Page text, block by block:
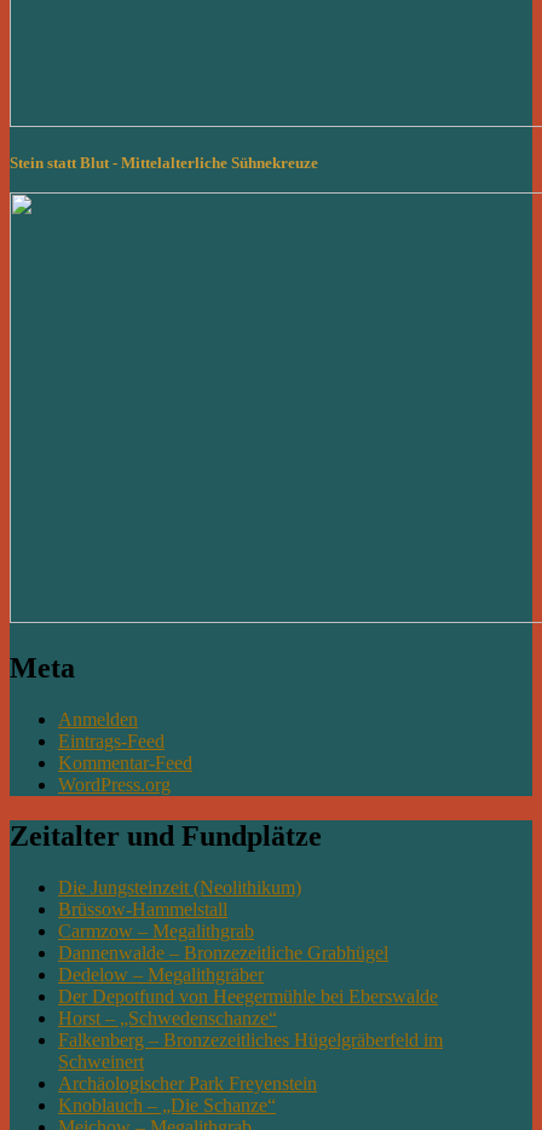
Stein statt Blut - Mittelalterliche Sühnekreuze
Meta
Anmelden
Eintrags-Feed
Kommentar-Feed
WordPress.org
Zeitalter und Fundplätze
Die Jungsteinzeit (Neolithikum)
Brüssow-Hammelstall
Carmzow – Megalithgrab
Dannenwalde – Bronzezeitliche Grabhügel
Dedelow – Megalithgräber
Der Depotfund von Heegermühle bei Eberswalde
Horst – „Schwedenschanze“
Falkenberg – Bronzezeitliches Hügelgräberfeld im
Schweinert
Archäologischer Park Freyenstein
Knoblauch – „Die Schanze“